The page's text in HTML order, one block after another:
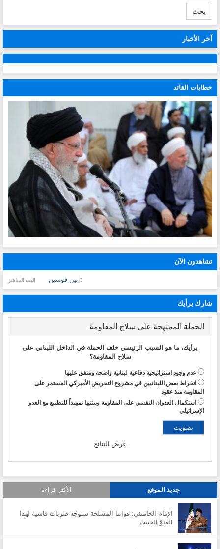
بحث
آخر الأخبار
خطابات القائد
تشاهدون الآن
: بين قوسين البث المباشر
شارك برأيك
الحملة الممنهجة على سلاح المقاومة
برأيك، ما هو السبب الرئيسي خلف الحملة في الداخل اللبناني على
سلاح المقاومة؟
عدم وجود استراتيجية دفاعية لبنانية واضحة ومتفق عليها
انخراط بعض اللبنانيين في مشروع التحريض الأميركي المستمر على
المقاومة منذ عقود
استكمال العدوان النفسي على المقاومة وبيئتها تمهيداً للتطبيع مع العدو
الإسرائيلي
عرض النتائج
جديد الموقع الأكثر قراءة
الإمام الخامنئي: قواتنا المسلحة ستوجّه ضربات قاسية لهذا
العدوّ الخبيث